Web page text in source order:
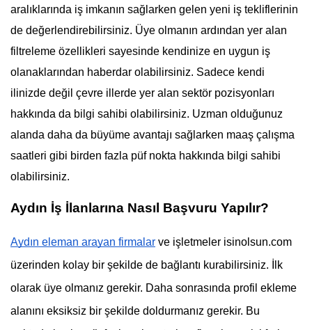
aralıklarında iş imkanın sağlarken gelen yeni iş tekliflerinin
de değerlendirebilirsiniz. Üye olmanın ardından yer alan
filtreleme özellikleri sayesinde kendinize en uygun iş
olanaklarından haberdar olabilirsiniz. Sadece kendi
ilinizde değil çevre illerde yer alan sektör pozisyonları
hakkında da bilgi sahibi olabilirsiniz. Uzman olduğunuz
alanda daha da büyüme avantajı sağlarken maaş çalışma
saatleri gibi birden fazla püf nokta hakkında bilgi sahibi
olabilirsiniz.
Aydın İş İlanlarına Nasıl Başvuru Yapılır?
Aydın eleman arayan firmalar ve işletmeler isinolsun.com
üzerinden kolay bir şekilde de bağlantı kurabilirsiniz. İlk
olarak üye olmanız gerekir. Daha sonrasında profil ekleme
alanını eksiksiz bir şekilde doldurmanız gerekir. Bu